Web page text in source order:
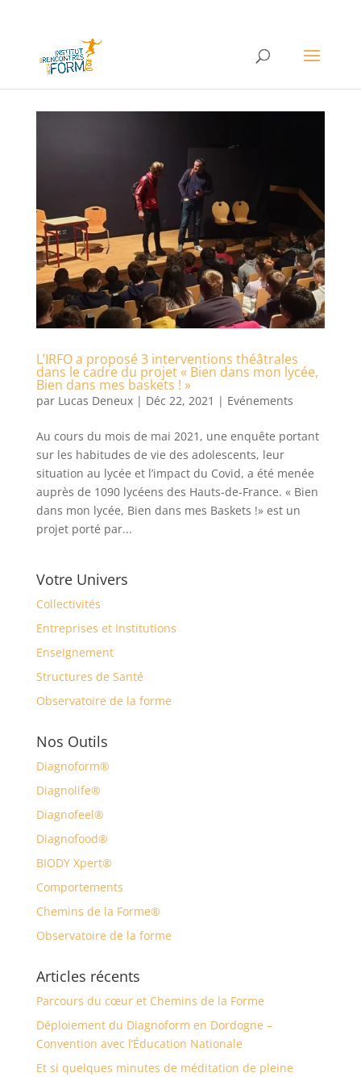
L’IRFO a proposé 3 interventions théâtrales
dans le cadre du projet « Bien dans mon lycée,
Bien dans mes baskets ! »
par Lucas Deneux| Déc 22, 2021 | Evénements
Au cours du mois de mai 2021, une enquête portant
sur les habitudes de vie des adolescents, leur
situation au lycée et l’impact du Covid, a été menée
auprès de 1090 lycéens des Hauts-de-France. « Bien
dans mon lycée, Bien dans mes Baskets !» est un
projet porté par...
Votre Univers
Collectivités
Entreprises et Institutions
Enseignement
Structures de Santé
Observatoire de la forme
Nos Outils
Diagnoform®
Diagnolife®
Diagnofeel®
Diagnofood®
BIODY Xpert®
Comportements
Chemins de la Forme®
Observatoire de la forme
Articles récents
Parcours du cœur et Chemins de la Forme
Déploiement du Diagnoform en Dordogne –
Convention avec l’Éducation Nationale
Et si quelques minutes de méditation de pleine